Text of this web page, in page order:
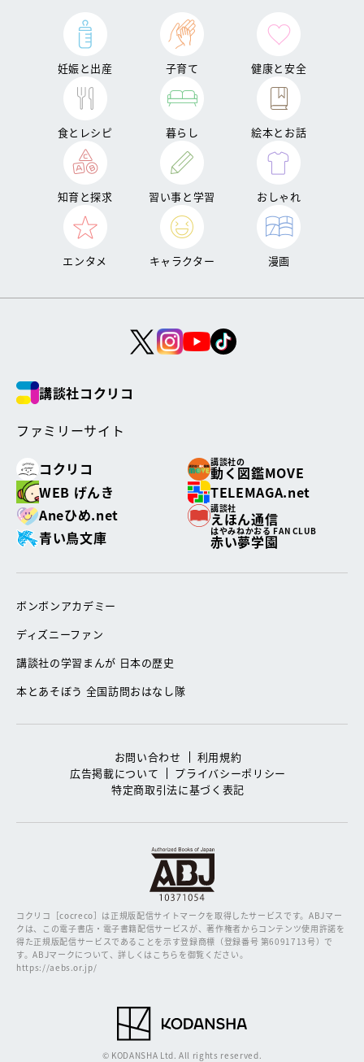
妊娠と出産 子育て 健康と安全
食とレシピ 暮らし 絵本とお話
知育と探求 習い事と学習 おしゃれ
エンタメ キャラクター 漫画
講談社コクリコ
ファミリーサイト
コクリコ
講談社の
動く図鑑MOVE
WEB げんき
TELEMAGA.net
Aneひめ.net
講談社
えほん通信
青い鳥文庫
はやみねかおる FAN CLUB
赤い夢学園
ボンボンアカデミー
ディズニーファン
講談社の学習まんが 日本の歴史
本とあそぼう 全国訪問おはなし隊
お問い合わせ
利用規約
広告掲載について
プライバシーポリシー
特定商取引法に基づく表記
コクリコ［cocreco］は正規版配信サイトマークを取得したサービスです。ABJマー
クは、この電子書店・電子書籍配信サービスが、著作権者からコンテンツ使用許諾を
得た正規版配信サービスであることを示す登録商標（登録番号 第6091713号）で
す。ABJマークについて、詳しくはこちらを御覧ください。
https://aebs.or.jp/
© KODANSHA Ltd. All rights reserved.